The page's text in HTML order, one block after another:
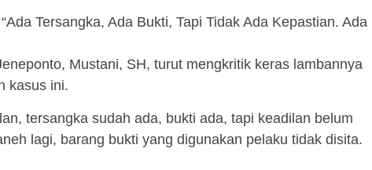
Tersangka, Ada Bukti, Tapi Tidak Ada Kepastian. Ada
Mustani, SH, turut mengkritik keras lambannya
kasus ini.
tersangka sudah ada, bukti ada, tapi keadilan belum
lagi, barang bukti yang digunakan pelaku tidak disita.